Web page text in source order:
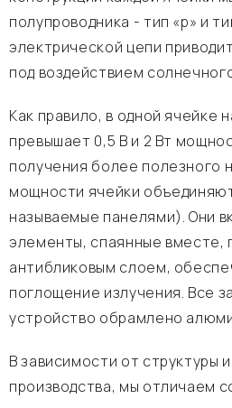
полупроводника - тип «р» и
электрической цепи
под воздействием
Как правило, в одной ячейке
превышает 0,5 В и 2 Вт
получения более полезного
мощности ячейки
называемые панелями). Они
элементы, спаянные вместе,
антибликовым слоем,
поглощение излучения. Все
устройство обрамлено
В зависимости от структуры
производства, мы отличаем